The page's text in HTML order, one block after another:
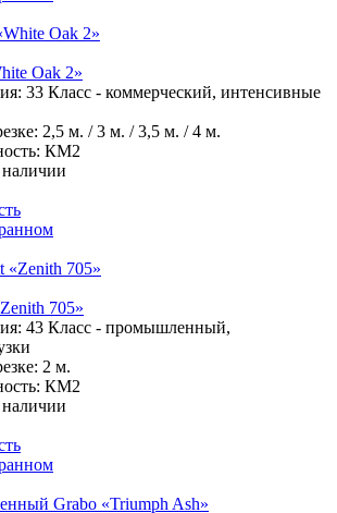
Oak 2»
33 Класс - коммерческий, интенсивные
2,5 м. / 3 м. / 3,5 м. / 4 м.
КМ2
705»
43 Класс - промышленный,
2 м.
КМ2